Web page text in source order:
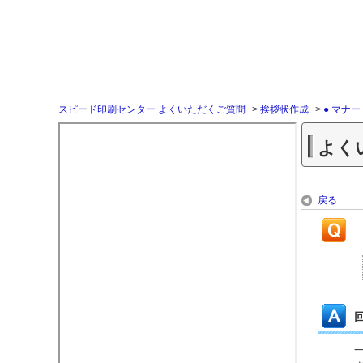
スピード印刷センター よくいただくご質問 > 挨拶状作成 > ● マナ
よく
戻る